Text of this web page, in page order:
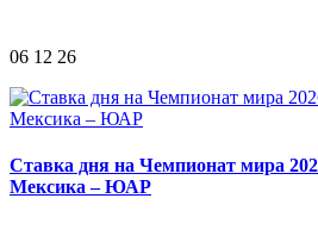
06 12 26
Ставка дня на Чемпионат мира
Мексика – ЮАР